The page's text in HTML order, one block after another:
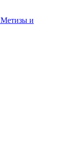
Метизы и